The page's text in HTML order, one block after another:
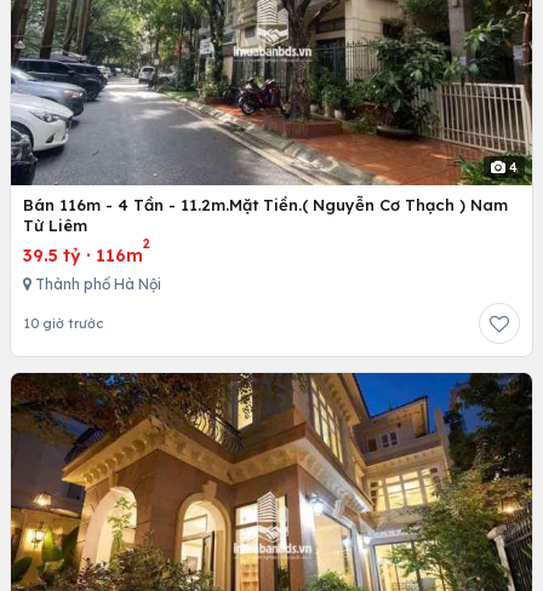
4
Bán 116m - 4 Tần - 11.2m.Mặt Tiền.( Nguyễn Cơ Thạch ) Nam
Từ Liêm
39.5 tỷ · 116m
2
Thành phố Hà Nội
10 giờ trước